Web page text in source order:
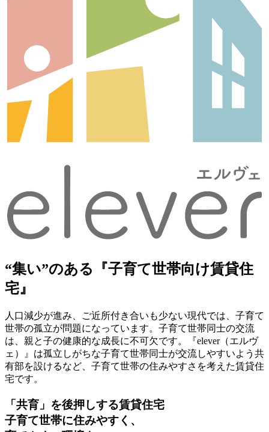
“集い”のある
『子育て世帯向け賃貸住
宅』
人口減少が進み、ご近所付き合いも少ない現代では、子育て
世帯の孤立が問題になっています。子育て世帯同士の交流
は、親と子の健康的な成長に不可欠です。『elever（エルヴ
ェ）』は孤立しがちな子育て世帯同士が交流しやすいよう共
有部を設けるなど、子育て世帯の住みやすさを考えた賃貸住
宅です。
「共育」を後押しする賃貸住宅
子育て世帯に住みやすく、